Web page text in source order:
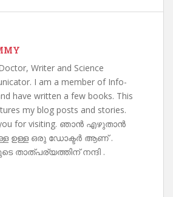
Writer and Science
I am a member of Info-
have written a few books. This
my blog posts and stories.
you for visiting. ഞാൻ എഴുതാൻ
ഉള്ള ഒരു ഡോക്ടർ ആണ് .
താത്പര്യത്തിന് നന്ദി .